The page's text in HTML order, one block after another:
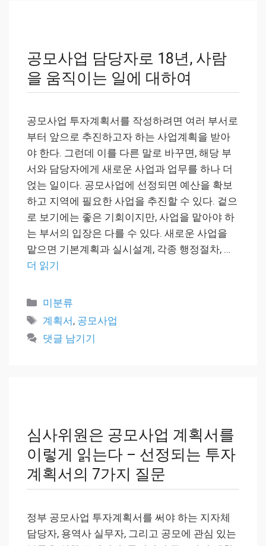
공모사업 담당자로 18년, 사람
을 움직이는 일에 대하여
공모사업 투자계획서를 작성하려면 여러 부서로
부터 앞으로 추진하고자 하는 사업계획을 받아
야 한다. 그런데 이를 다른 말로 바꾸면, 해당 부
서와 담당자에게 새로운 사업과 업무를 하나 더
얹는 일이다. 공모사업에 선정되면 예산을 확보
하고 지역에 필요한 사업을 추진할 수 있다. 겉으
로 보기에는 좋은 기회이지만, 사업을 맡아야 하
는 부서의 입장은 다를 수 있다. 새로운 사업을
맡으면 기본계획과 실시설계, 각종 행정절차, …
더 읽기
카
테
리
미분류
태
그
계획서 , 공모사업
댓글 남기기
심사위원은 공모사업 계획서를
이렇게 읽는다 – 선정되는 투자
계획서의 7가지 질문
정부 공모사업 투자계획서를 써야 하는 지자체
담당자, 용역사 실무자, 그리고 공모에 관심 있는